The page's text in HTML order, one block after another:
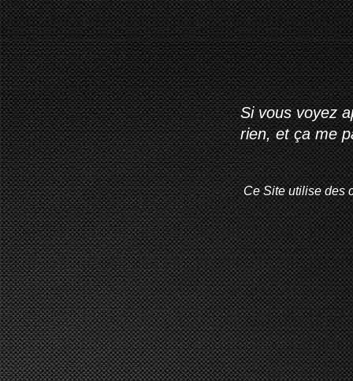
Si vous voyez
rien, et ça me
Ce Site utilise des